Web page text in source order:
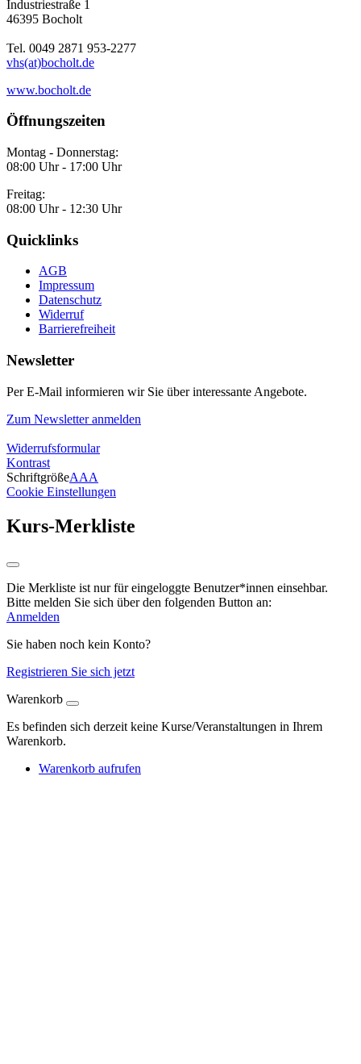
Industriestraße 1
46395 Bocholt
Tel. 0049 2871 953-2277
vhs(at)bocholt.de
www.bocholt.de
Öffnungszeiten
Montag - Donnerstag:
08:00 Uhr - 17:00 Uhr
Freitag:
08:00 Uhr - 12:30 Uhr
Quicklinks
AGB
Impressum
Datenschutz
Widerruf
Barrierefreiheit
Newsletter
Per E-Mail informieren wir Sie über interessante Angebote.
Zum Newsletter anmelden
Widerrufsformular
Kontrast
SchriftgrößeAAA
Cookie Einstellungen
Kurs-Merkliste
Die Merkliste ist nur für eingeloggte Benutzer*innen einsehbar.
Bitte melden Sie sich über den folgenden Button an:
Anmelden
Sie haben noch kein Konto?
Registrieren Sie sich jetzt
Warenkorb
Es befinden sich derzeit keine Kurse/Veranstaltungen in Ihrem
Warenkorb.
Warenkorb aufrufen